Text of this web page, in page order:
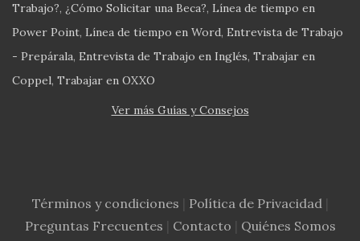
Trabajo? ¿Cómo Solicitar una Beca? Línea de tiempo en
Power Point Línea de tiempo en Word Entrevista de Trabajo
- Prepárala Entrevista de Trabajo en Inglés Trabajar en
Coppel Trabajar en OXXO
Ver más Guías y Consejos
Términos y condiciones Política de Privacidad
Preguntas Frecuentes
Contacto Quiénes Somos